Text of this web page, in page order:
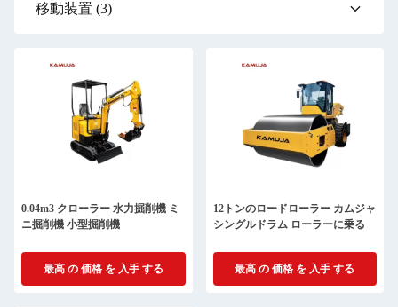
移動装置 (3)
0.04m3 クローラー 水力掘削機 ミ
ニ掘削機 小型掘削機
最高 の 価格 を 入手 する
12トンのロードローラー カムジャ
シングルドラム ローラーに乗る
最高 の 価格 を 入手 する